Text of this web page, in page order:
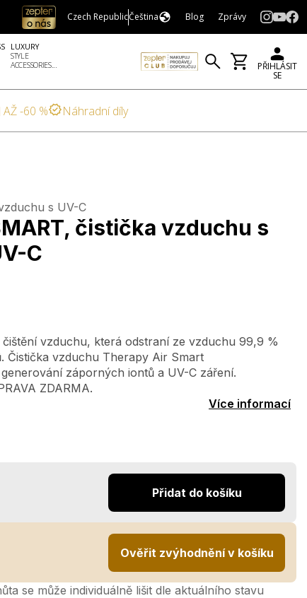
Czech RepublicČeština Blog Zprávy
LUXURY
STYLE
ACCESSORIES...
PŘIHLÁSIT
SE
AŽ -60 % Náhradní díly
s UV-C
čistička vzduchu s
C
vzduchu, která odstraní ze vzduchu 99,9 %
Čistička vzduchu Therapy Air Smart
záporných iontů a UV-C záření.
ZDARMA.
Více informací
Přidat do košíku
Ověřit zvýhodnění v košíku
se může individuálně lišit dle aktuálního stavu